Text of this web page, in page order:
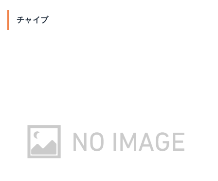
チャイブ